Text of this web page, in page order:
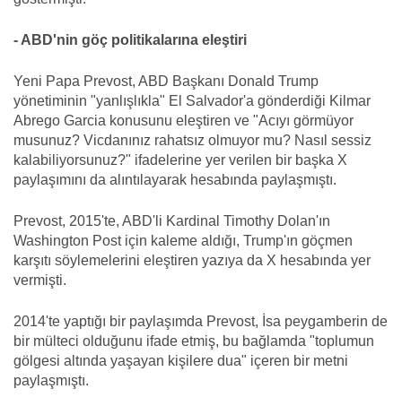
- ABD'nin göç politikalarına eleştiri
Yeni Papa Prevost, ABD Başkanı Donald Trump
yönetiminin "yanlışlıkla" El Salvador'a gönderdiği Kilmar
Abrego Garcia konusunu eleştiren ve "Acıyı görmüyor
musunuz? Vicdanınız rahatsız olmuyor mu? Nasıl sessiz
kalabiliyorsunuz?" ifadelerine yer verilen bir başka X
paylaşımını da alıntılayarak hesabında paylaşmıştı.
Prevost, 2015'te, ABD'li Kardinal Timothy Dolan'ın
Washington Post için kaleme aldığı, Trump'ın göçmen
karşıtı söylemelerini eleştiren yazıya da X hesabında yer
vermişti.
2014'te yaptığı bir paylaşımda Prevost, İsa peygamberin de
bir mülteci olduğunu ifade etmiş, bu bağlamda "toplumun
gölgesi altında yaşayan kişilere dua" içeren bir metni
paylaşmıştı.